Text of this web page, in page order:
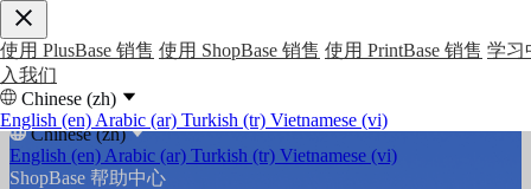
使用 PlusBase 销售 使用 ShopBase 销售 使用 PrintBase 销售 学习
入我们
Chinese (zh)
English (en) Arabic (ar) Turkish (tr) Vietnamese (vi)
Chinese (zh)
English (en) Arabic (ar) Turkish (tr) Vietnamese (vi)
ShopBase 帮助中心